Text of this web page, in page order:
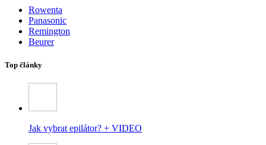
Rowenta
Panasonic
Remington
Beurer
Top články
Jak vybrat epilátor? + VIDEO